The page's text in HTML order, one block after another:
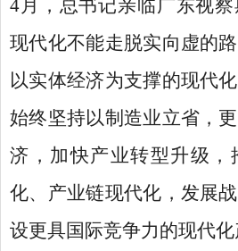
4月，总书记亲临广东视
现代化不能走脱实向虚的
以实体经济为支撑的现代
始终坚持以制造业立省，
济，加快产业转型升级，
化、产业链现代化，发展
设更具国际竞争力的现代化